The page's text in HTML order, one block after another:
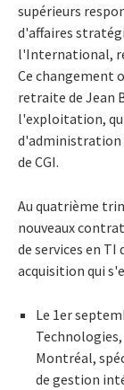
supérieurs
d'affaires
l'International,
Ce changement
retraite de Jean
l'exploitation,
d'administration
de CGI.
Au quatrième
nouveaux
de services en
acquisition qui
Le 1er
Montréal,
de gestion